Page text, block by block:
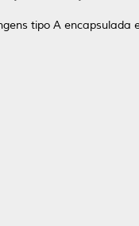
tipo A encapsulada